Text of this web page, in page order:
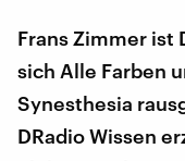
Frans Zimmer ist
sich Alle Farben
Synesthesia
DRadio Wissen